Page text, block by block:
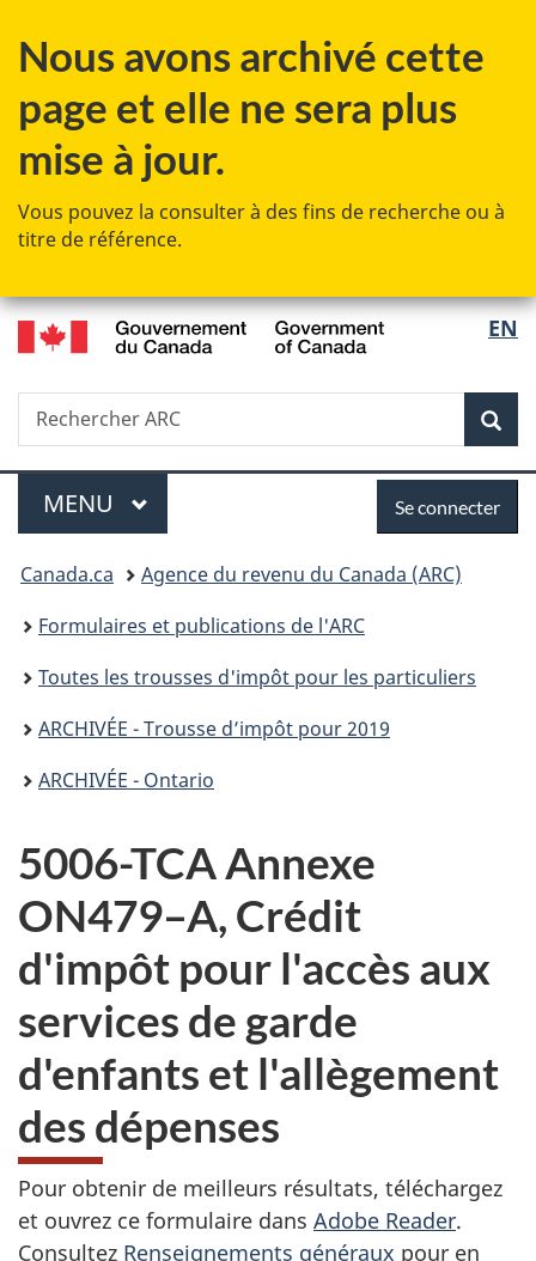
au
principal
à
Au
»
à
version
Nous avons archivé cette
page et elle ne sera plus
mise à jour.
Vous pouvez la consulter à des fins de recherche ou à
titre de référence.
de
la
EN
Recherche
Rechercher
ARC
Menu
MENU PRINCIPAL
connecter
Se connecter
Vous
êtes
ici :
Canada.ca
Agence du revenu du Canada (ARC)
Formulaires et publications de l'ARC
Toutes les trousses d'impôt pour les particuliers
ARCHIVÉE - Trousse d’impôt pour 2019
ARCHIVÉE - Ontario
5006-TCA Annexe
ON479–A, Crédit
d'impôt pour l'accès aux
services de garde
d'enfants et l'allègement
des dépenses
Pour obtenir de meilleurs résultats, téléchargez
et ouvrez ce formulaire dans Adobe Reader.
Consultez Renseignements généraux pour en